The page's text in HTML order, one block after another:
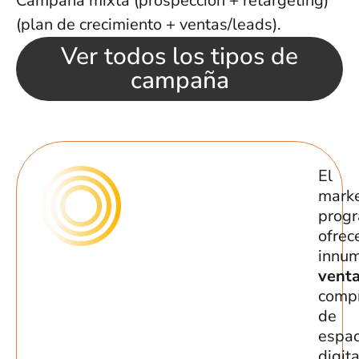
(plan de crecimiento + ventas/leads).
Ver todos los tipos de
campaña
El
de